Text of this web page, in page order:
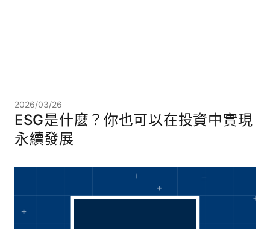
2026/03/26
ESG是什麼？你也可以在投資中實現
永續發展